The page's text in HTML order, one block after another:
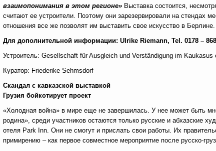
взаимопонимания в этом регионе» Выставка состоится,
считают ее устроители. Поэтому они зарезервировали на стендах
отношения все же позволят им выставить свое искусство в Берлине.
Для дополнительной информации: Ulrike Riemann, Tel . 0178 –
Устроитель: Gesellschaft für Ausgleich und Verständigung im Kaukasus
Куратор: Friederike Sehmsdorf
Скандал с кавказской выставкой
Грузия бойкотирует проект
«Холодная война» в мире еще не завершилась. У нее может быть
родина», среди участников остаются только русские и абхазские
отеля Park Inn. Они не смогут и прислать свои работы. Их
примирению – как первое совместное мероприятие после русско-